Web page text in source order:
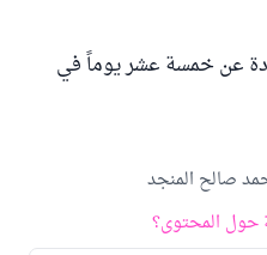
عن خمسة عشر يوماً في
صالح المنجد
المحتوى؟